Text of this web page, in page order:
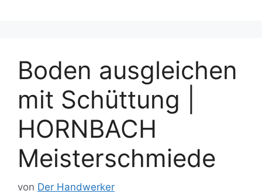
Boden ausgleichen
mit Schüttung |
HORNBACH
Meisterschmiede
von Der Handwerker